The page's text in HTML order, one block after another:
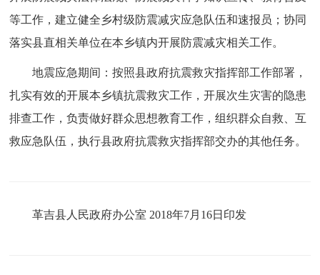
等工作，建立健全乡村级防震减灾应急队伍和速报员；协同
落实县直相关单位在本乡镇内开展防震减灾相关工作。
地震应急期间：按照县政府抗震救灾指挥部工作部署，
扎实有效的开展本乡镇抗震救灾工作，开展次生灾害的隐患
排查工作，负责做好群众思想教育工作，组织群众自救、互
救应急队伍，执行县政府抗震救灾指挥部交办的其他任务。
革吉县人民政府办公室 2018年7月16日印发